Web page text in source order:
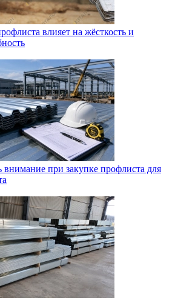
влияет на жёсткость и
внимание при закупке профлиста для